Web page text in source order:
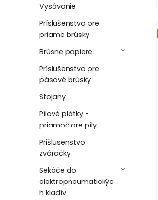
Vysávanie
Príslušenstvo pre
priame brúsky
Brúsne papiere
Príslušenstvo pre
pásové brúsky
Stojany
Pílové plátky -
priamočiare píly
Prišlusenstvo
zváračky
Sekáče do
elektropneumatickýc
h kladív